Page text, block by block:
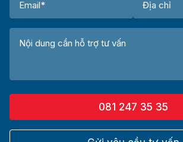
081 247 35 35